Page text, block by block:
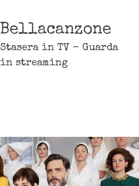
Bellacanzone
Stasera in TV - Guarda
in streaming